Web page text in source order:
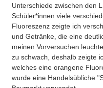
Unterschiede zwischen den
Schüler*innen viele
Fluoreszenz zeigte ich
und Getränke, die eine
meinen Vorversuchen
zu schwach, deshalb zeigte
welches eine orangene
wurde eine Handelsübliche